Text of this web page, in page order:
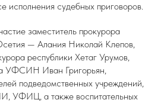
исполнения судебных приговоров.
заместитель прокурора
— Алания Николай Клепов,
республики Хетаг Урумов,
УФСИН Иван Григорьян,
подведомственных учреждений,
УФИЦ, а также воспитательных